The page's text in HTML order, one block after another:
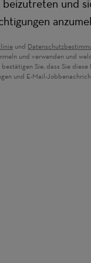
und
und
und verwenden und
Sie, dass Sie diese
und E-Mail-